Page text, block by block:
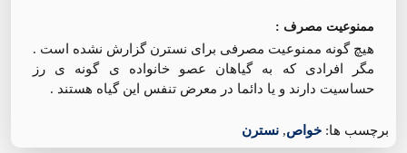
ممنوعیت مصرف :
هیچ گونه ممنوعیت مصرفی برای نسترن گزارش نشده است .
مگر افرادی که به گیاهان عصو خانواده ی گونه ی رز
حساسیت دارند و یا دائما در معرض تنفس این گیاه هستند .
برچسب ها: خواص, نسترن